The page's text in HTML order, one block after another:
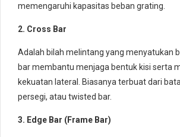
memengaruhi kapasitas beban grating.
2. Cross Bar
Adalah bilah melintang yang menyatukan
bar membantu menjaga bentuk kisi serta
kekuatan lateral. Biasanya terbuat dari
persegi, atau twisted bar.
3. Edge Bar (Frame Bar)